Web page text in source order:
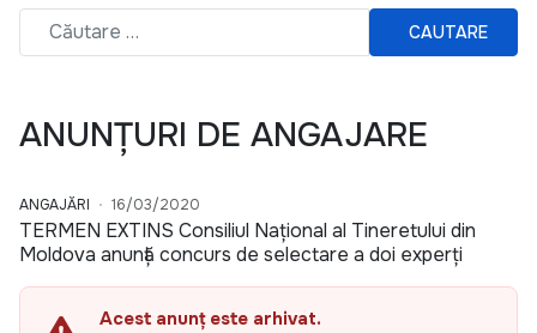
CAUTARE
ANUNȚURI DE ANGAJARE
ANGAJĂRI 16/03/2020
TERMEN EXTINS Consiliul Național al Tineretului din
Moldova anunță concurs de selectare a doi experți
Acest anunț este arhivat.